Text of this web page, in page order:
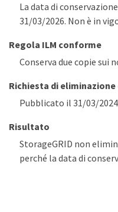
La data di
31/03/2026. Non è in
Regola ILM conforme
Conserva due copie sui
Richiesta di
Pubblicato il 31/03/2024
Risultato
StorageGRID non
perché la data di